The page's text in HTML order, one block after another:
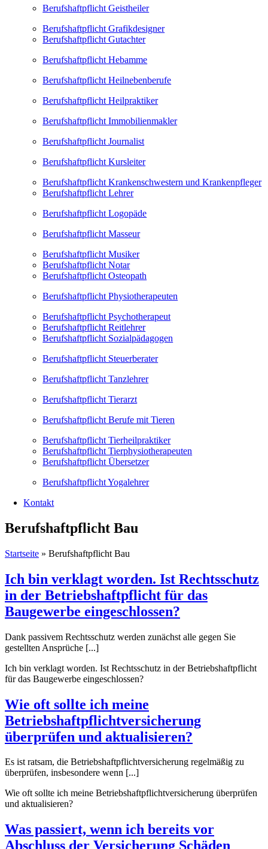
Berufshaftpflicht Geistheiler
Berufshaftpflicht Grafikdesigner
Berufshaftpflicht Gutachter
Berufshaftpflicht Hebamme
Berufshaftpflicht Heilnebenberufe
Berufshaftpflicht Heilpraktiker
Berufshaftpflicht Immobilienmakler
Berufshaftpflicht Journalist
Berufshaftpflicht Kursleiter
Berufshaftpflicht Krankenschwestern und Krankenpfleger
Berufshaftpflicht Lehrer
Berufshaftpflicht Logopäde
Berufshaftpflicht Masseur
Berufshaftpflicht Musiker
Berufshaftpflicht Notar
Berufshaftpflicht Osteopath
Berufshaftpflicht Physiotherapeuten
Berufshaftpflicht Psychotherapeut
Berufshaftpflicht Reitlehrer
Berufshaftpflicht Sozialpädagogen
Berufshaftpflicht Steuerberater
Berufshaftpflicht Tanzlehrer
Berufshaftpflicht Tierarzt
Berufshaftpflicht Berufe mit Tieren
Berufshaftpflicht Tierheilpraktiker
Berufshaftpflicht Tierphysiotherapeuten
Berufshaftpflicht Übersetzer
Berufshaftpflicht Yogalehrer
Kontakt
Berufshaftpflicht Bau
Startseite » Berufshaftpflicht Bau
Ich bin verklagt worden. Ist Rechtsschutz
in der Betriebshaftpflicht für das
Baugewerbe eingeschlossen?
Dank passivem Rechtsschutz werden zunächst alle gegen Sie
gestellten Ansprüche [...]
Ich bin verklagt worden. Ist Rechtsschutz in der Betriebshaftpflicht
für das Baugewerbe eingeschlossen?
Wie oft sollte ich meine
Betriebshaftpflichtversicherung
überprüfen und aktualisieren?
Es ist ratsam, die Betriebshaftpflichtversicherung regelmäßig zu
überprüfen, insbesondere wenn [...]
Wie oft sollte ich meine Betriebshaftpflichtversicherung überprüfen
und aktualisieren?
Was passiert, wenn ich bereits vor
Abschluss der Versicherung Schäden